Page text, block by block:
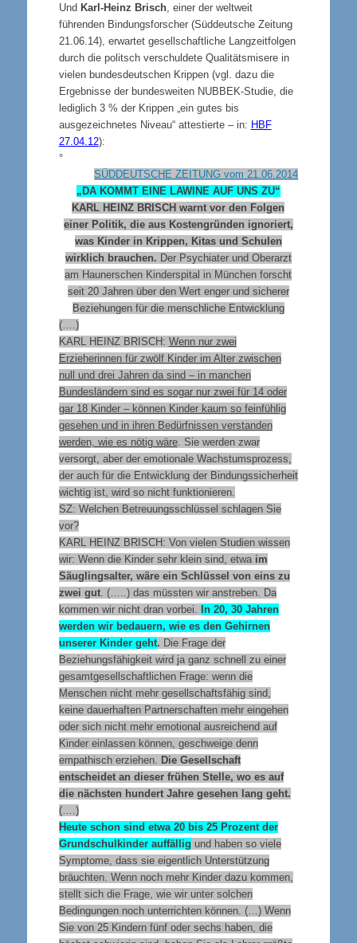
Und Karl-Heinz Brisch, einer der weltweit
führenden Bindungsforscher (Süddeutsche Zeitung
21.06.14), erwartet gesellschaftliche Langzeitfolgen
durch die politsch verschuldete Qualitätsmisere in
vielen bundesdeutschen Krippen (vgl. dazu die
Ergebnisse der bundesweiten NUBBEK-Studie, die
lediglich 3 % der Krippen „ein gutes bis
ausgezeichnetes Niveau“ attestierte – in: HBF
27.04.12):
°
SÜDDEUTSCHE ZEITUNG vom 21.06.2014
„DA KOMMT EINE LAWINE AUF UNS ZU“
KARL HEINZ BRISCH warnt vor den Folgen
einer Politik, die aus Kostengründen ignoriert,
was Kinder in Krippen, Kitas und Schulen
wirklich brauchen. Der Psychiater und Oberarzt
am Haunerschen Kinderspital in München forscht
seit 20 Jahren über den Wert enger und sicherer
Beziehungen für die menschliche Entwicklung
(….)
KARL HEINZ BRISCH: Wenn nur zwei
Erzieherinnen für zwölf Kinder im Alter zwischen
null und drei Jahren da sind – in manchen
Bundesländern sind es sogar nur zwei für 14 oder
gar 18 Kinder – können Kinder kaum so feinfühlig
gesehen und in ihren Bedürfnissen verstanden
werden, wie es nötig wäre. Sie werden zwar
versorgt, aber der emotionale Wachstumsprozess,
der auch für die Entwicklung der Bindungssicherheit
wichtig ist, wird so nicht funktionieren.
SZ: Welchen Betreuungsschlüssel schlagen Sie
vor?
KARL HEINZ BRISCH: Von vielen Studien wissen
wir: Wenn die Kinder sehr klein sind, etwa im
Säuglingsalter, wäre ein Schlüssel von eins zu
zwei gut. (…..) das müssten wir anstreben. Da
kommen wir nicht dran vorbei. In 20, 30 Jahren
werden wir bedauern, wie es den Gehirnen
unserer Kinder geht. Die Frage der
Beziehungsfähigkeit wird ja ganz schnell zu einer
gesamtgesellschaftlichen Frage: wenn die
Menschen nicht mehr gesellschaftsfähig sind,
keine dauerhaften Partnerschaften mehr eingehen
oder sich nicht mehr emotional ausreichend auf
Kinder einlassen können, geschweige denn
empathisch erziehen. Die Gesellschaft
entscheidet an dieser frühen Stelle, wo es auf
die nächsten hundert Jahre gesehen lang geht.
(….)
Heute schon sind etwa 20 bis 25 Prozent der
Grundschulkinder auffällig und haben so viele
Symptome, dass sie eigentlich Unterstützung
bräuchten. Wenn noch mehr Kinder dazu kommen,
stellt sich die Frage, wie wir unter solchen
Bedingungen noch unterrichten können. (…) Wenn
Sie von 25 Kindern fünf oder sechs haben, die